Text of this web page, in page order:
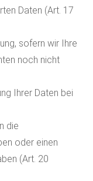
Daten (Art. 17
sofern wir Ihre
noch nicht
Ihrer Daten bei
die
oder einen
(Art. 20